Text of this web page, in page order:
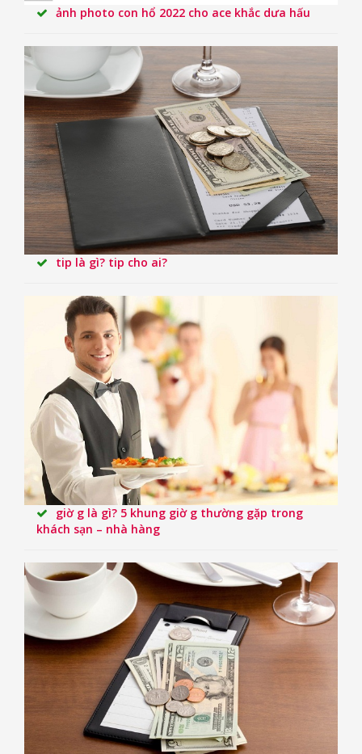
ảnh photo con hổ 2022 cho ace khắc dưa hấu
tip là gì? tip cho ai?
giờ g là gì? 5 khung giờ g thường gặp trong
khách sạn – nhà hàng